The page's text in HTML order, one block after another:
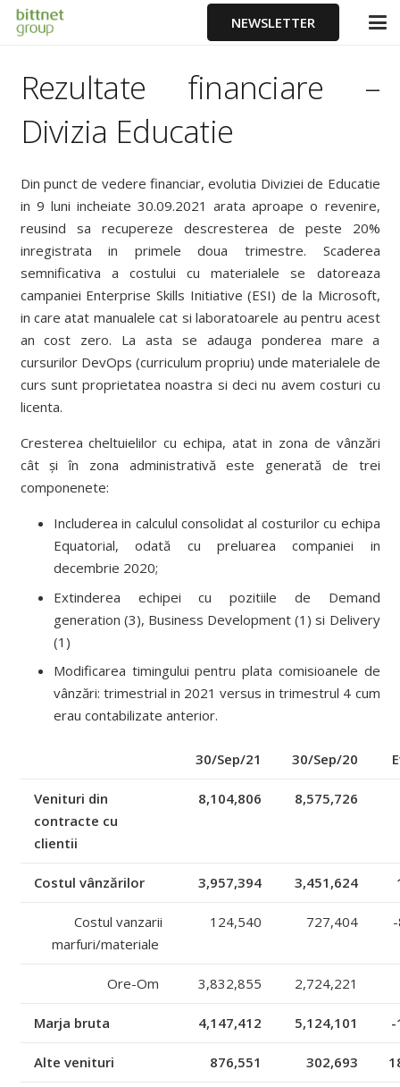
NEWSLETTER
Rezultate financiare –
Divizia Educatie
Din punct de vedere financiar, evolutia Diviziei de Educatie
in 9 luni incheiate 30.09.2021 arata aproape o revenire,
reusind sa recupereze descresterea de peste 20%
inregistrata in primele doua trimestre. Scaderea
semnificativa a costului cu materialele se datoreaza
campaniei Enterprise Skills Initiative (ESI) de la Microsoft,
in care atat manualele cat si laboratoarele au pentru acest
an cost zero. La asta se adauga ponderea mare a
cursurilor DevOps (curriculum propriu) unde materialele de
curs sunt proprietatea noastra si deci nu avem costuri cu
licenta.
Cresterea cheltuielilor cu echipa, atat in zona de vânzări
cât și în zona administrativă este generată de trei
componenete:
Includerea in calculul consolidat al costurilor cu echipa
Equatorial, odată cu preluarea companiei in
decembrie 2020;
Extinderea echipei cu pozitiile de Demand
generation (3), Business Development (1) si Delivery
(1)
Modificarea timingului pentru plata comisioanele de
vânzări: trimestrial in 2021 versus in trimestrul 4 cum
erau contabilizate anterior.
30/Sep/21 30/Sep/20
Venituri din
contracte cu
clientii
8,104,806 8,575,726
Costul vânzărilor 3,957,394 3,451,624
Costul vanzarii
marfuri/materiale
124,540 727,404
Ore-Om 3,832,855 2,724,221
Marja bruta 4,147,412 5,124,101 -
Alte venituri 876,551 302,693